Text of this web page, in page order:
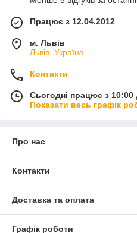
Працює з 12.04.2012
м. Львів
Львів, Україна
Контакти
Сьогодні працює з 10:00
Показати весь графік
Про нас
Контакти
Доставка та оплата
Графік роботи